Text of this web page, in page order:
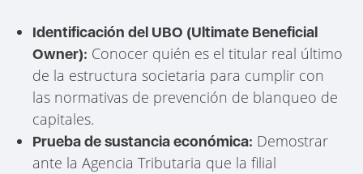
Identificación del UBO (Ultimate Beneficial
Owner): Conocer quién es el titular real último
de la estructura societaria para cumplir con
las normativas de prevención de blanqueo de
capitales.
Prueba de sustancia económica: Demostrar
ante la Agencia Tributaria que la filial